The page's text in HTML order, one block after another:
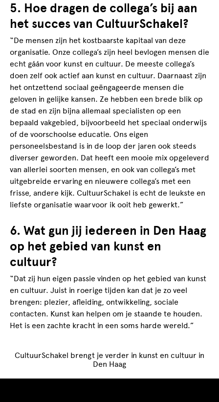
5. Hoe dragen de collega’s bij aan
het succes van CultuurSchakel?
“De mensen zijn het kostbaarste kapitaal van deze
organisatie. Onze collega’s zijn heel bevlogen mensen die
echt gáán voor kunst en cultuur. De meeste collega’s
doen zelf ook actief aan kunst en cultuur. Daarnaast zijn
het ontzettend sociaal geëngageerde mensen die
geloven in gelijke kansen. Ze hebben een brede blik op
de stad en zijn bijna allemaal specialisten op een
bepaald vakgebied, bijvoorbeeld het speciaal onderwijs
of de voorschoolse educatie. Ons eigen
personeelsbestand is in de loop der jaren ook steeds
diverser geworden. Dat heeft een mooie mix opgeleverd
van allerlei soorten mensen, en ook van collega’s met
uitgebreide ervaring en nieuwere collega’s met een
frisse, andere kijk. CultuurSchakel is echt de leukste en
liefste organisatie waarvoor ik ooit heb gewerkt.”
6. Wat gun jij iedereen in Den Haag
op het gebied van kunst en
cultuur?
“Dat zij hun eigen passie vinden op het gebied van kunst
en cultuur. Juist in roerige tijden kan dat je zo veel
brengen: plezier, afleiding, ontwikkeling, sociale
contacten. Kunst kan helpen om je staande te houden.
Het is een zachte kracht in een soms harde wereld.”
CultuurSchakel brengt je verder in kunst en cultuur in
Den Haag